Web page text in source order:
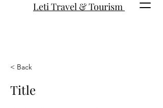
Leti Travel & Tourism
< Back
Title